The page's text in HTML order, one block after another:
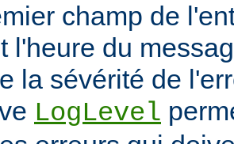
champ de
l'heure du
la sévérité de
LogLevel